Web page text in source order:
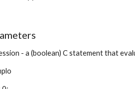
- a (boolean) C statement that